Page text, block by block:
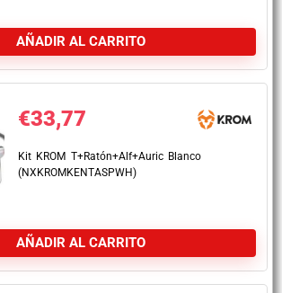
AÑADIR AL CARRITO
€33,77
Kit KROM T+Ratón+Alf+Auric Blanco
(NXKROMKENTASPWH)
AÑADIR AL CARRITO